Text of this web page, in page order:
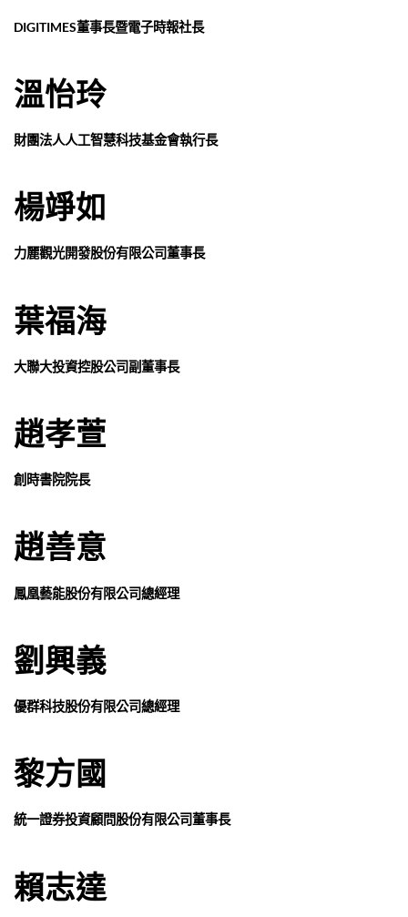
DIGITIMES董事長暨電子時報社長
溫怡玲
財團法人人工智慧科技基金會執行長
楊竫如
力麗觀光開發股份有限公司董事長
葉福海
大聯大投資控股公司副董事長
趙孝萱
創時書院院長
趙善意
鳳凰藝能股份有限公司總經理
劉興義
優群科技股份有限公司總經理
黎方國
統一證券投資顧問股份有限公司董事長
賴志達